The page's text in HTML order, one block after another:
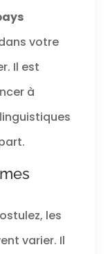
votre
Il est
à
les
varier. Il